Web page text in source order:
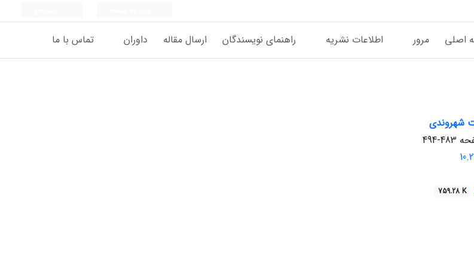
اصلی مرور اطلاعات نشریه راهنمای نویسندگان ارسال مقاله داوران تماس با ما
شهروندی
483-494
759.28 K